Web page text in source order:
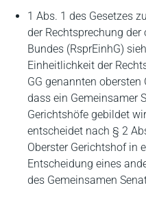
1 Abs. 1 des Gesetzes
der Rechtsprechung
Bundes (RsprEinhG)
Einheitlichkeit der
GG genannten obersten
dass ein Gemeinsamer
Gerichtshöfe gebildet
entscheidet nach § 2
Oberster Gerichtshof in
Entscheidung eines
des Gemeinsamen